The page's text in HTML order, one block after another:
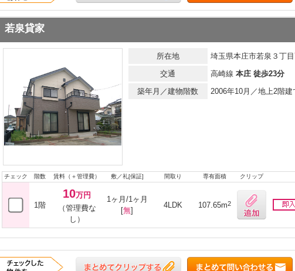
若泉貸家
所在地
埼玉県本庄市若泉３丁
交通
高崎線 本庄 徒歩23分
築年月／建物階数
2006年10月／地上2階建
チェック 階数 賃料（＋管理費） 敷／礼[保証] 間取り 専有面積 クリップ
1階
10万円
（管理費な
し）
1ヶ月/1ヶ月
[無]
4LDK 107.65m2